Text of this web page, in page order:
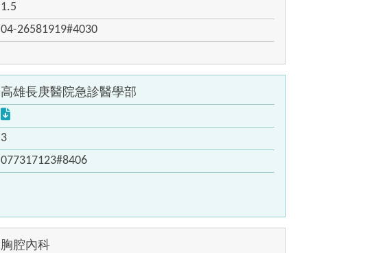
1.5
04-26581919#4030
高雄長庚醫院急診醫學部
3
077317123#8406
胸腔內科